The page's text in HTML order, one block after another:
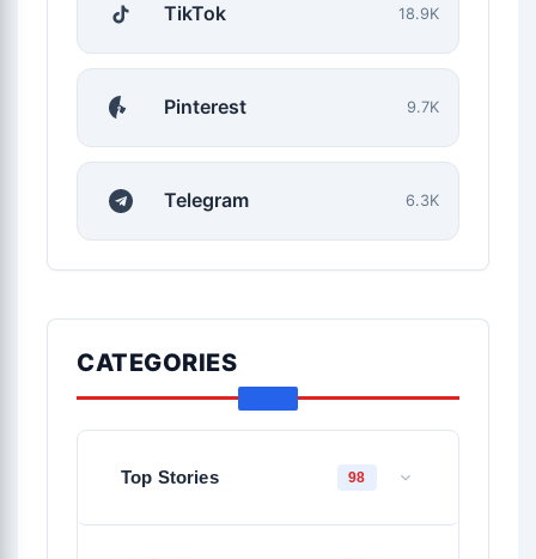
TikTok 18.9K
Pinterest 9.7K
Telegram 6.3K
CATEGORIES
Top Stories 98